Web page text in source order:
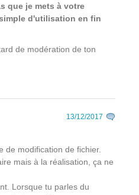
que je mets à votre
d'utilisation en fin
de modération de ton
13/12/2017
de modification de fichier.
mais à la réalisation, ça ne
Lorsque tu parles du